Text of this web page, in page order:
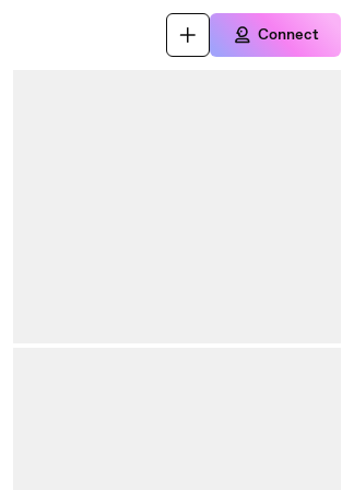
Connect